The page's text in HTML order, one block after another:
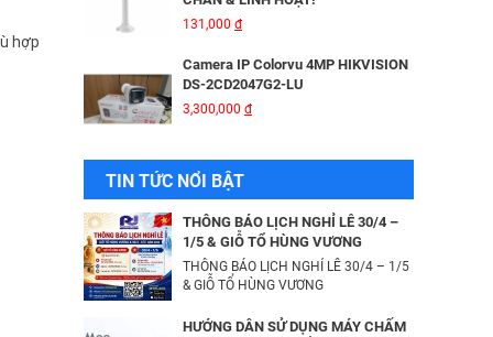
hợp
Bộ Lưu Điện Santak C10KS‑LCD
53,678,000
Bộ lưu điện UPS Online SANTAK
33,501,000đ
Camera IP Wifi 2MP UNIARCH T1L-
2WT Kèm Thẻ Nhớ IMOU 64GB |
Xem Từ Xa | Dễ Lắp Đặt
425,000 đ
Camera IP Wifi 2MP UNIARCH UHO-
131,000 đ
Camera IP Colorvu 4MP HIKVISION
DS-2CD2047G2-LU
3,300,000 đ
Camera IP 4MP HIKVISION DS-
2CD2043G2-IU
2,376,000 đ
Camera IP Dome 4.0 Megapixel
HIKVISION DS-2CD2346G2-ISU/SL​
3,256,000 đ
TIN TỨC NỔI BẬT
THÔNG BÁO LỊCH NGHỈ LỄ 30/4 –
1/5 & GIỖ TỔ HÙNG VƯƠNG
THÔNG BÁO LỊCH NGHỈ LỄ 30/4 – 1/5
& GIỖ TỔ HÙNG VƯƠNG
HƯỚNG DẪN SỬ DỤNG MÁY CHẤM